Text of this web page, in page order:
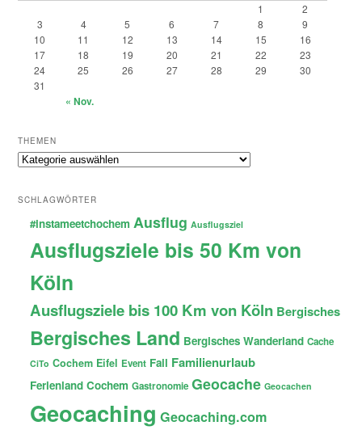
1
2
3
4 5 6 7 8
9
10
11 12 13 14 15
16
17
18 19 20 21 22
23
24
25 26 27 28 29
30
31
« Nov.
THEMEN
Themen
SCHLAGWÖRTER
#instameetchochem Ausflug Ausflugsziel
Ausflugsziele bis 50 Km von
Köln
Ausflugsziele bis 100 Km von Köln Bergisches
Bergisches Land Bergisches Wanderland Cache
CiTo Cochem Eifel Event Fail Familienurlaub
Ferienland Cochem Gastronomie Geocache Geocachen
Geocaching Geocaching.com